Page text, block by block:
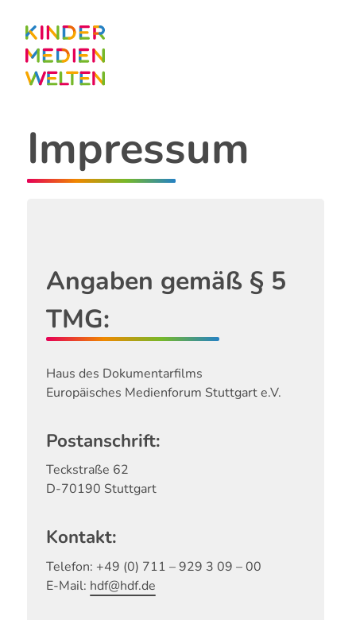
Inhalt
Impressum
Angaben gemäß § 5
TMG:
Haus des Dokumentarfilms
Europäisches Medienforum Stuttgart e.V.
Postanschrift:
Teckstraße 62
D-70190 Stuttgart
Kontakt:
Telefon: +49 (0) 711 – 929 3 09 – 00
E-Mail: hdf@hdf.de